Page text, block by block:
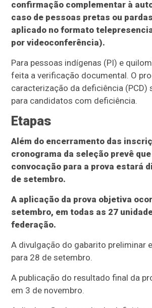
confirmação complementar à
caso de pessoas pretas ou
aplicado no formato
por videoconferência).
Para pessoas indígenas (PI) e
feita a verificação documental. O
caracterização da deficiência (PCD)
para candidatos com deficiência.
Etapas
Além do encerramento das
cronograma da seleção prevê
convocação para a prova estará
de setembro.
A aplicação da prova objetiva
setembro, em todas as 27
federação.
A divulgação do gabarito preliminar
para 28 de setembro.
A publicação do resultado final da
em 3 de novembro.